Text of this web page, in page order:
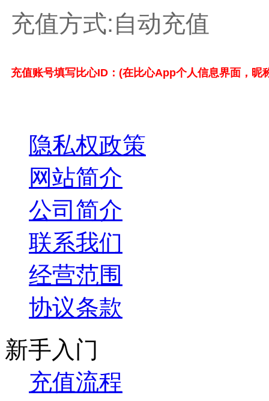
充值方式:自动充值
充值账号填写比心ID：(在比心App个人信息界面，昵
隐私权政策
网站简介
公司简介
联系我们
经营范围
协议条款
新手入门
充值流程